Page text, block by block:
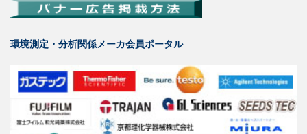
環境測定・分析関係メーカ会員ポータル